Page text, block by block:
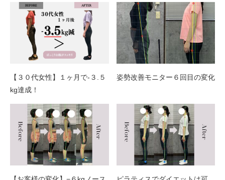
【３０代女性】１ヶ月で-３.５
kg達成！
姿勢改善モニター６回目の変化